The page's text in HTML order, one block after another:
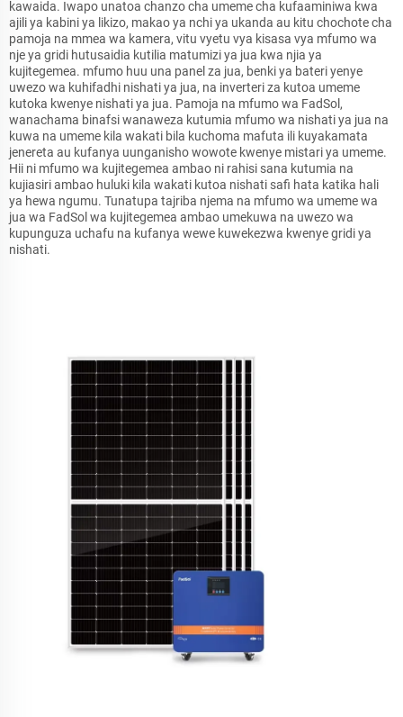
kawaida. Iwapo unatoa chanzo cha umeme cha kufaaminiwa kwa
ajili ya kabini ya likizo, makao ya nchi ya ukanda au kitu chochote cha
pamoja na mmea wa kamera, vitu vyetu vya kisasa vya mfumo wa
nje ya gridi hutusaidia kutilia matumizi ya jua kwa njia ya
kujitegemea. mfumo huu una panel za jua, benki ya bateri yenye
uwezo wa kuhifadhi nishati ya jua, na inverteri za kutoa umeme
kutoka kwenye nishati ya jua. Pamoja na mfumo wa FadSol,
wanachama binafsi wanaweza kutumia mfumo wa nishati ya jua na
kuwa na umeme kila wakati bila kuchoma mafuta ili kuyakamata
jenereta au kufanya uunganisho wowote kwenye mistari ya umeme.
Hii ni mfumo wa kujitegemea ambao ni rahisi sana kutumia na
kujiasiri ambao huluki kila wakati kutoa nishati safi hata katika hali
ya hewa ngumu. Tunatupa tajriba njema na mfumo wa umeme wa
jua wa FadSol wa kujitegemea ambao umekuwa na uwezo wa
kupunguza uchafu na kufanya wewe kuwekezwa kwenye gridi ya
nishati.